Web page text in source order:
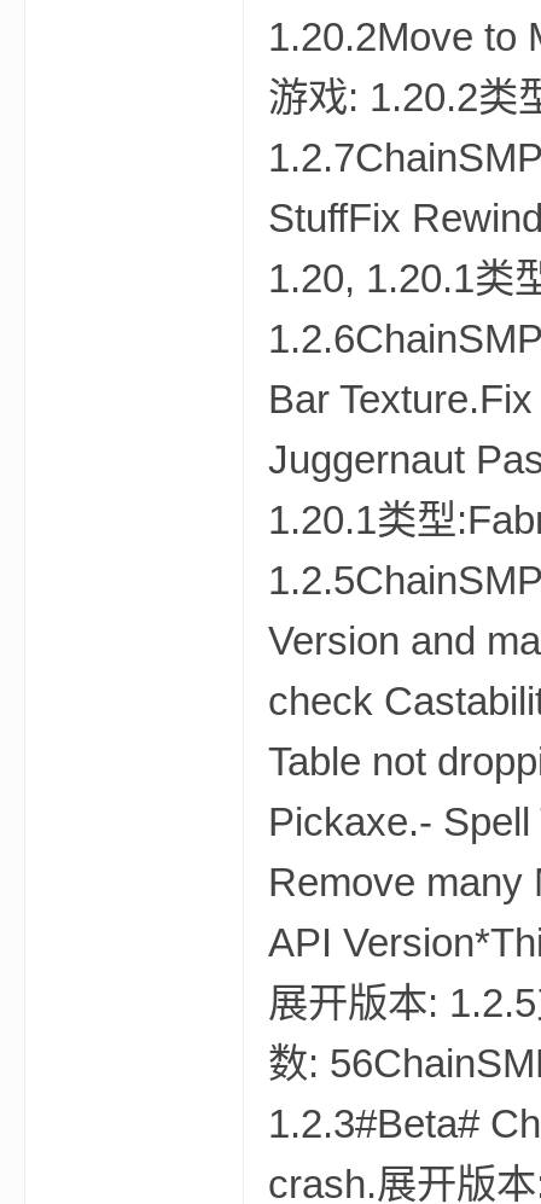
1.20.2Move to
游戏: 1.20.2类
StuffFix
1.20, 1.20.1类
Bar
Juggernaut
1.20.1类型
Version and
check
Table not
Pickaxe.-
Remove many
API
展开版本:
数:
1.2.3#Beta#
crash.展开版